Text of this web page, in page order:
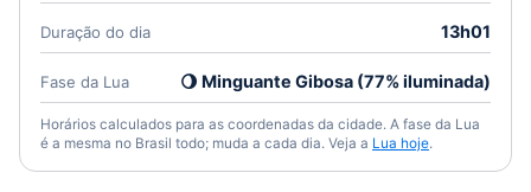
Duração do dia 13h01
Fase da Lua 🌖 Minguante Gibosa (77% iluminada)
Horários calculados para as coordenadas da cidade. A fase da Lua
é a mesma no Brasil todo; muda a cada dia. Veja a Lua hoje.